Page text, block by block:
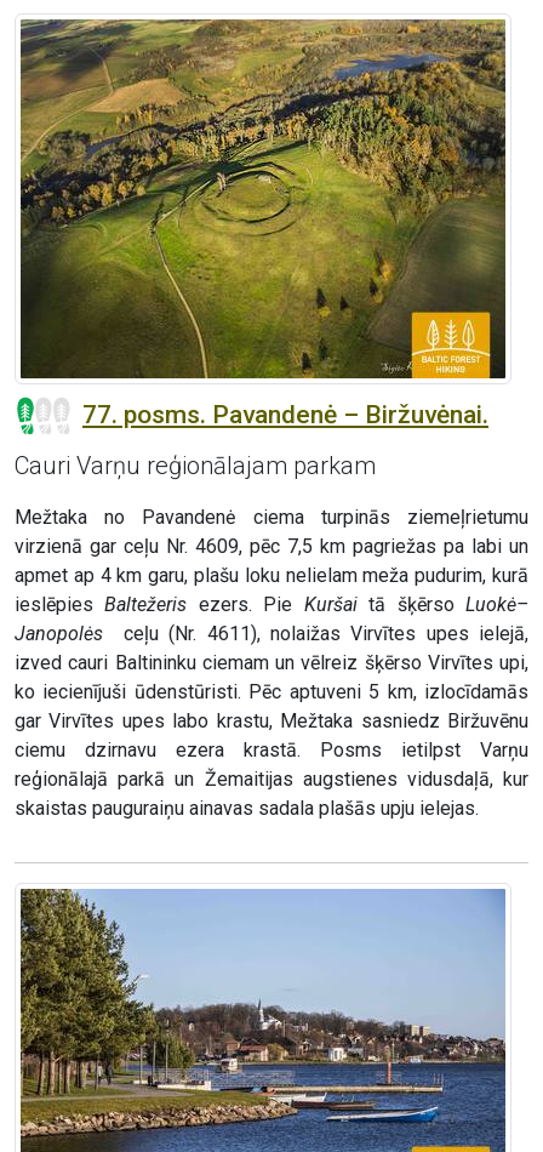
77. posms. Pavandenė – Biržuvėnai.
Cauri Varņu reģionālajam parkam
Mežtaka no Pavandenė ciema turpinās ziemeļrietumu
virzienā gar ceļu Nr. 4609, pēc 7,5 km pagriežas pa labi un
apmet ap 4 km garu, plašu loku nelielam meža pudurim, kurā
ieslēpiesBaltežeris ezers. Pie Kuršaitā šķērsoLuokė–
Janopolės
ceļu (Nr. 4611), nolaižas Virvītes upes ielejā,
izved cauri Baltininku ciemam un vēlreiz šķērso Virvītes upi,
ko iecienījuši ūdenstūristi. Pēc aptuveni 5 km, izlocīdamās
gar Virvītes upes labo krastu, Mežtaka sasniedz Biržuvēnu
ciemu dzirnavu ezera krastā. Posms ietilpst Varņu
reģionālajā parkā un Žemaitijas augstienes vidusdaļā, kur
skaistas pauguraiņu ainavas sadala plašās upju ielejas.